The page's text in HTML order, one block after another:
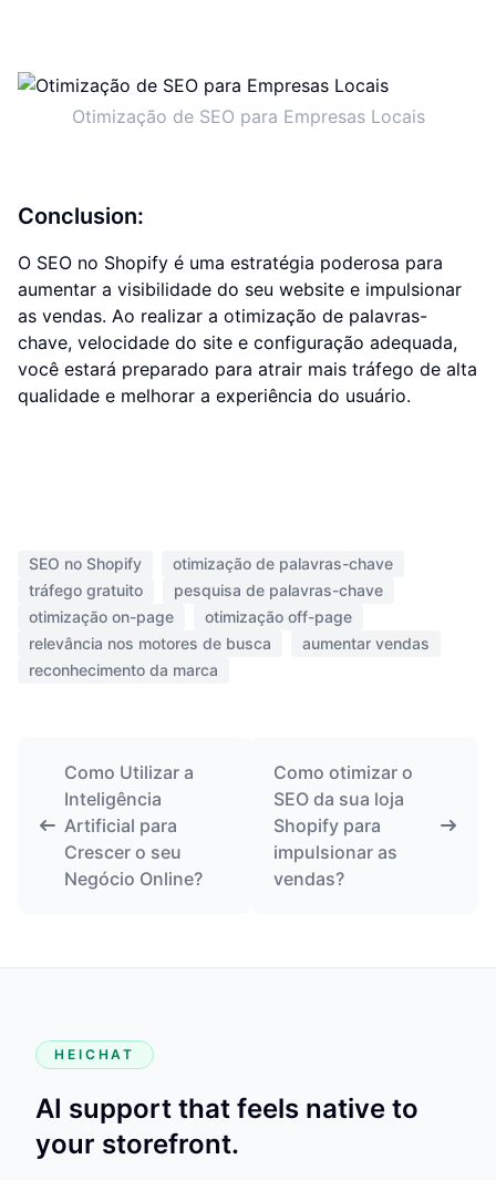
Otimização de SEO para Empresas Locais
Conclusion:
O SEO no Shopify é uma estratégia poderosa para
aumentar a visibilidade do seu website e impulsionar
as vendas. Ao realizar a otimização de palavras-
chave, velocidade do site e configuração adequada,
você estará preparado para atrair mais tráfego de alta
qualidade e melhorar a experiência do usuário.
SEO no Shopify
otimização de palavras-chave
tráfego gratuito
pesquisa de palavras-chave
otimização on-page
otimização off-page
relevância nos motores de busca
aumentar vendas
reconhecimento da marca
Como Utilizar a
Inteligência
Artificial para
Crescer o seu
Negócio Online?
Como otimizar o
SEO da sua loja
Shopify para
impulsionar as
vendas?
HEICHAT
AI support that feels native to
your storefront.